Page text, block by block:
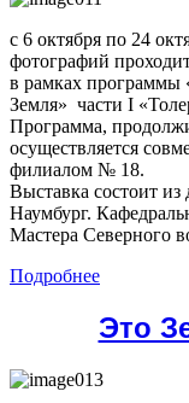
с 6 октября по 24
фотографий
в рамках программы
Земля» части I
Программа,
осуществляется
филиалом № 18.
Выставка состоит
Наумбург.
Мастера Северного
Подробнее
Это